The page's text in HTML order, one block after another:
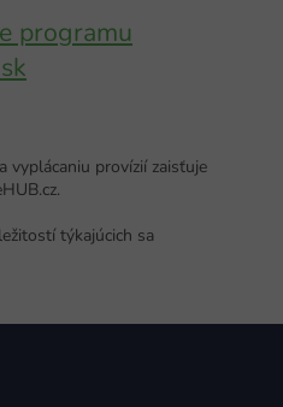
programu
vyplácaniu provízií zaisťuje
týkajúcich sa